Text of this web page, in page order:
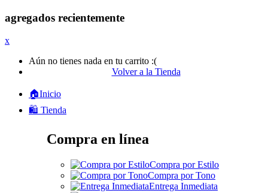
agregados recientemente
x
Aún no tienes nada en tu carrito :(
Volver a la Tienda
🏠Inicio
🛍️ Tienda
Compra en línea
Compra por Estilo
Compra por Tono
Entrega Inmediata